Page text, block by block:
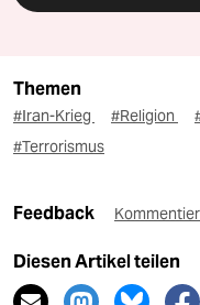
Themen
#Iran-Krieg #Religion
#Terrorismus
Feedback
Diesen Artikel teilen